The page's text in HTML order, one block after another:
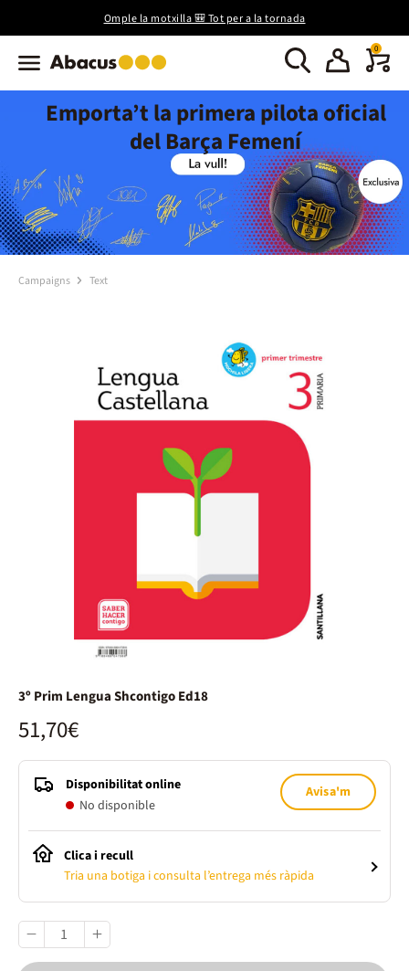
Omple la motxilla 🎒 Tot per a la tornada
0
Emporta’t la primera pilota oficial
del Barça Femení
Campaigns Text
3º Prim Lengua Shcontigo Ed18
51,70€
Disponibilitat online
No disponible
Avisa'm
Clica i recull
Tria una botiga i consulta l’entrega més ràpida